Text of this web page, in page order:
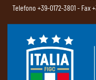
Telefono +39-0172-3801- Fax